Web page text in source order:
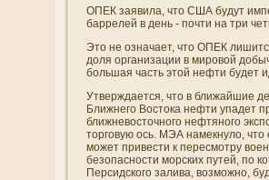
ОПЕК заявила, что США будут
баррелей в день - почти на три
Это не означает, что ОПЕК
доля органи­зации в мировой
большая часть этой нефти будет
Утверждается, что в ближайшие
Ближнего Востока нефти упадет
ближневосточного нефтяного
торговую ось. МЭА намекнуло,
может привести к пересмотру
безопасности морских путей, по
Персидского залива, возможно,